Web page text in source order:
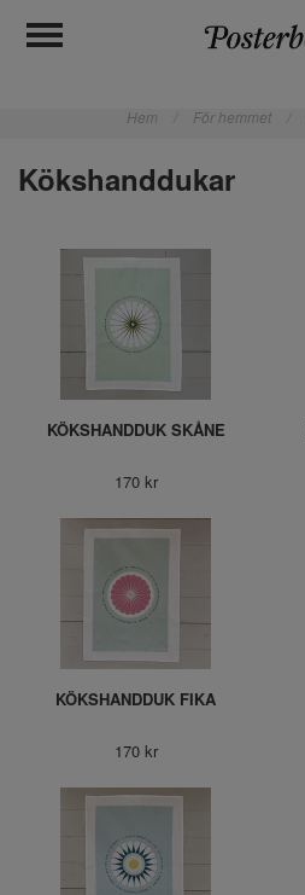
Hem För hemmet
Kökshanddukar
KÖKSHANDDUK SKÅNE
170 kr
KÖKSHANDDUK FIKA
170 kr